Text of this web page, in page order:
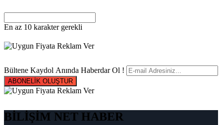
En az 10 karakter gerekli
Bültene Kaydol Anında Haberdar Ol !
ABONELİK OLUŞTUR
BİLİŞİM NET HABER